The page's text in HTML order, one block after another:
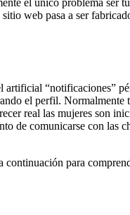
el único problema ser
web pasa a ser
“notificaciones”
el perfil. Normalmente
real las mujeres son
de comunicarse con las
para